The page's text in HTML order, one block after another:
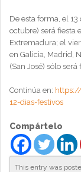
De esta forma, el
octubre) será fiesta
Extremadura; el
en Galicia, Madrid,
(San José) sólo
Continúa en:
12-dias-festivos
Compártelo
This entry was